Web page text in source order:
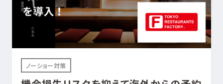
ノーショー対策